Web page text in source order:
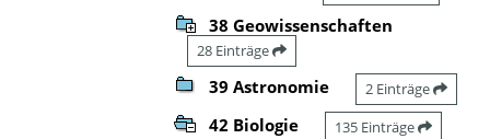
38 Geowissenschaften
28 Einträge
39 Astronomie 2 Einträge
42 Biologie 135 Einträge